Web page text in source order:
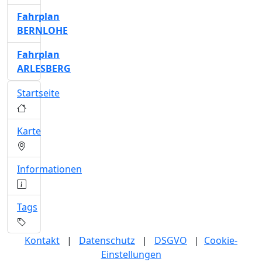
Fahrplan
BERNLOHE
Fahrplan
ARLESBERG
Startseite
Karte
Informationen
Tags
Kontakt | Datenschutz | DSGVO | Cookie-
Einstellungen